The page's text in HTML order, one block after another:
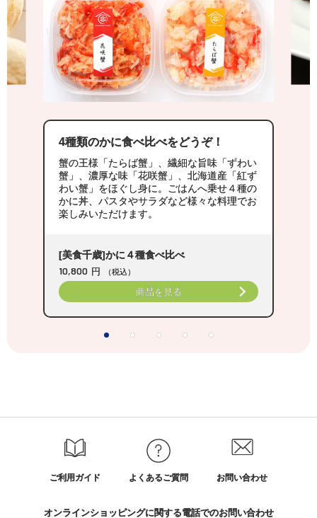
4種類のかに食べ比べをどうぞ！
蟹の王様「たらば蟹」、繊細な旨味「ずわい
蟹」、濃厚な味「花咲蟹」、北海道産「紅ず
わい蟹」をほぐし身に。ごはんへ乗せ４種の
かに丼、パスタやサラダなど様々な料理でお
楽しみいただけます。
[美食千歳]かに４種食べ比べ
10,800 円 （税込）
商品を見る
ご利用ガイド よくあるご質問 お問い合わせ
オンラインショッピングに関する電話でのお問い合わせ